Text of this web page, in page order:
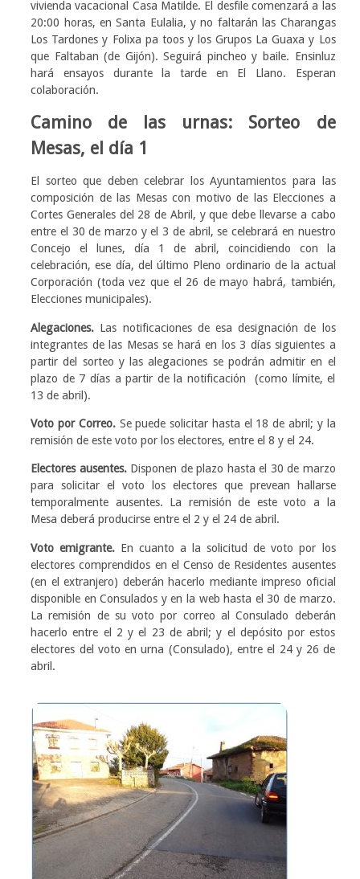
vivienda vacacional Casa Matilde. El desfile comenzará a las
20:00 horas, en Santa Eulalia, y no faltarán las Charangas
Los Tardones y Folixa pa toos y los Grupos La Guaxa y Los
que Faltaban (de Gijón). Seguirá pincheo y baile. Ensinluz
hará ensayos durante la tarde en El Llano. Esperan
colaboración.
Camino de las urnas: Sorteo de
Mesas, el día 1
El sorteo que deben celebrar los Ayuntamientos para las
composición de las Mesas con motivo de las Elecciones a
Cortes Generales del 28 de Abril, y que debe llevarse a cabo
entre el 30 de marzo y el 3 de abril, se celebrará en nuestro
Concejo el lunes, día 1 de abril, coincidiendo con la
celebración, ese día, del último Pleno ordinario de la actual
Corporación (toda vez que el 26 de mayo habrá, también,
Elecciones municipales).
Alegaciones. Las notificaciones de esa designación de los
integrantes de las Mesas se hará en los 3 días siguientes a
partir del sorteo y las alegaciones se podrán admitir en el
plazo de 7 días a partir de la notificación (como límite, el
13 de abril).
Voto por Correo.Se puede solicitar hasta el 18 de abril; y la
remisión de este voto por los electores, entre el 8 y el 24.
Electores ausentes.Disponen de plazo hasta el 30 de marzo
para solicitar el voto los electores que prevean hallarse
temporalmente ausentes. La remisión de este voto a la
Mesa deberá producirse entre el 2 y el 24 de abril.
Voto emigrante. En cuanto a la solicitud de voto por los
electores comprendidos en el Censo de Residentes ausentes
(en el extranjero) deberán hacerlo mediante impreso oficial
disponible en Consulados y en la web hasta el 30 de marzo.
La remisión de su voto por correo al Consulado deberán
hacerlo entre el 2 y el 23 de abril; y el depósito por estos
electores del voto en urna (Consulado), entre el 24 y 26 de
abril.